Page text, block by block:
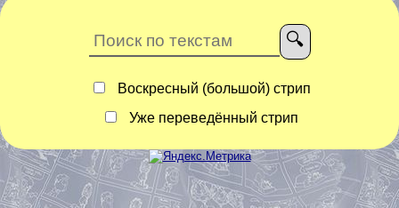
Воскресный (большой) стрип
Уже переведённый стрип